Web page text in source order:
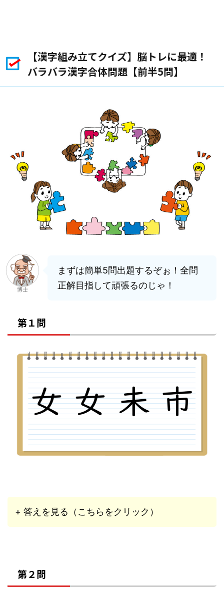
【漢字組み立てクイズ】脳トレに最適！
バラバラ漢字合体問題【前半5問】
博士
まずは簡単5問出題するぞぉ！全問
正解目指して頑張るのじゃ！
第１問
+ 答えを見る（こちらをクリック）
第２問